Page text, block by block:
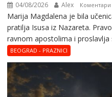
04/08/2026 Alex
Marija Magdalena je bila
pratilja Isusa iz Nazareta.
ravnom apostolima i proslavlja
BEOGRAD - PRAZNICI